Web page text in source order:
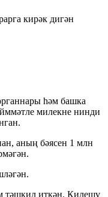
кирәк дигән
һәм башка
милекне нинди
аның бәясен 1 млн
тәшкил иткән. Килешү